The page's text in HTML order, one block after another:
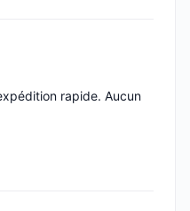
rapide. Aucun